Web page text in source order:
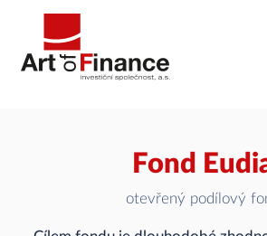
Fond
otevřený podílový